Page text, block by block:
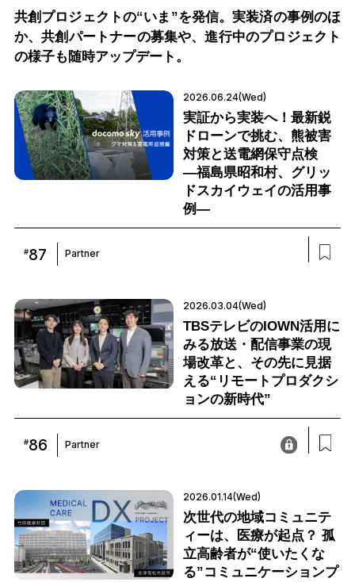
共創プロジェクトの“いま”を発信。実装済の事例のほ
か、共創パートナーの募集や、進行中のプロジェクト
の様子も随時アップデート。
2026.06.24(Wed)
実証から実装へ！最新鋭
ドローンで挑む、熊被害
対策と送電網保守点検
―福島県昭和村、グリッ
ドスカイウェイの活用事
例―
#87 Partner
2026.03.04(Wed)
TBSテレビのIOWN活用に
みる放送・配信事業の現
場改革と、その先に見据
える“リモートプロダクシ
ョンの新時代”
#86 Partner
2026.01.14(Wed)
次世代の地域コミュニテ
ィーは、医療が起点？ 孤
立高齢者が“使いたくな
る”コミュニケーションプ